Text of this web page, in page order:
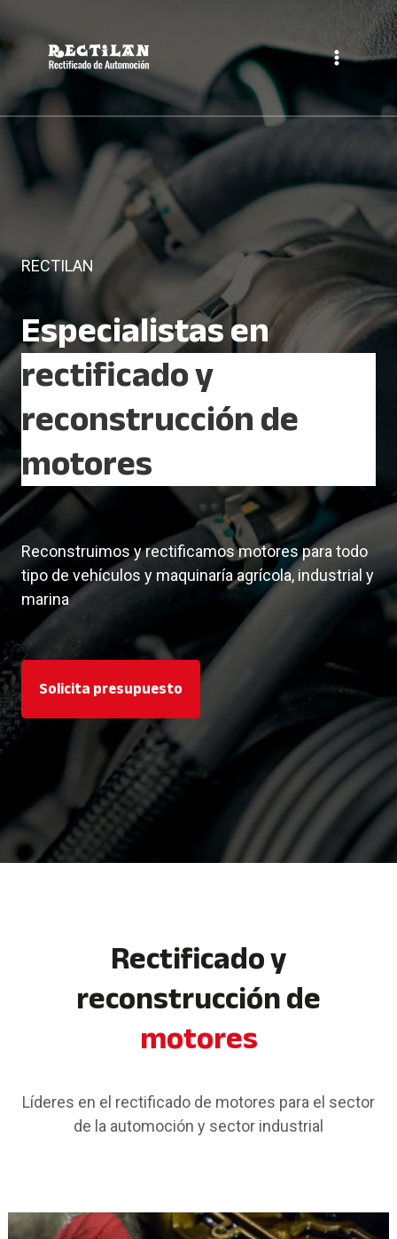
al
contenido
RECTILAN
Especialistas en
rectificado y
reconstrucción de
motores
Reconstruimos y rectificamos motores para todo
tipo de vehículos y maquinaría agrícola, industrial y
marina
Solicita presupuesto
Rectificado y
reconstrucción de
motores
Líderes en el rectificado de motores para el sector
de la automoción y sector industrial